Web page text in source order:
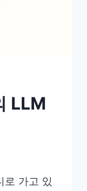
LLM
가고 있